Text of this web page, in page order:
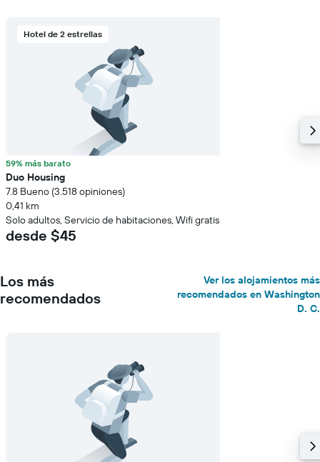
Hotel de 2 estrellas
59% más barato
Duo Housing
7.8 Bueno (3.518 opiniones)
0,41 km
Solo adultos, Servicio de habitaciones, Wifi gratis
desde $45
Los más
recomendados
Ver los alojamientos más
recomendados en Washington
D. C.